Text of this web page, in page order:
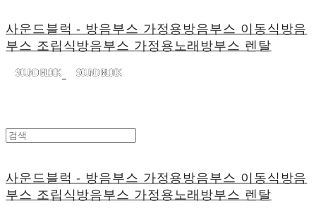
사운드블럭 - 방음부스 가정용방음부스 이동식방음
부스 조립식방음부스 가정용노래방부스 렌탈
사운드블럭 - 방음부스 가정용방음부스 이동식방음
부스 조립식방음부스 가정용노래방부스 렌탈